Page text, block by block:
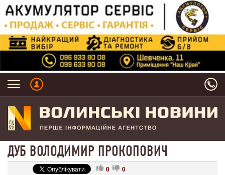
ДУБ ВОЛОДИМИР ПРОКОПОВИЧ
0 0